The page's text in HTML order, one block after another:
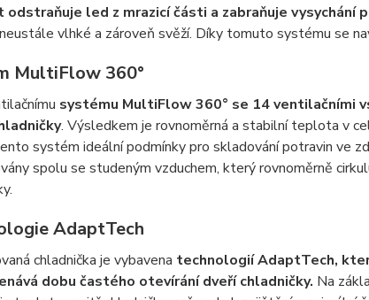
odstraňuje led z mrazicí části a zabraňuje vysychání
vlhké a zároveň svěží. Díky tomuto systému se
MultiFlow 360°
systému MultiFlow 360° se 14 ventilačními
. Výsledkem je rovnoměrná a stabilní teplota v
systém ideální podmínky pro skladování potravin ve
spolu se studeným vzduchem, který rovnoměrně
AdaptTech
chladnička je vybavena technologií AdaptTech,
dobu častého otevírání dveří chladničky. Na